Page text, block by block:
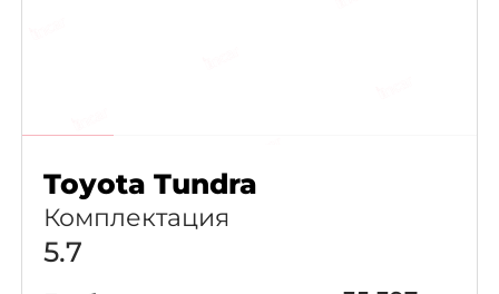
Toyota Tundra
Комплектация
5.7